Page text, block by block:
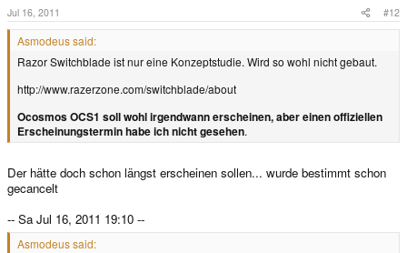
Jul 16, 2011 #12
Asmodeus said:
Razor Switchblade ist nur eine Konzeptstudie. Wird so wohl nicht gebaut.
http://www.razerzone.com/switchblade/about
Ocosmos OCS1 soll wohl irgendwann erscheinen, aber einen offiziellen
Erscheinungstermin habe ich nicht gesehen.
Der hätte doch schon längst erscheinen sollen... wurde bestimmt schon
gecancelt
-- Sa Jul 16, 2011 19:10 --
Asmodeus said: